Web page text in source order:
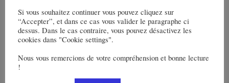
consommation énergétique, favorisant l’utilisation de
matériaux de construction vertueux et avec l’implantation
de plus de 28 000m² de panneaux photovoltaïques en
toiture. Le projet prévoit de revégétaliser la zone avec 30
000m² d’espaces verts et la plantation d’une centaine
Si vous souhaitez continuer vous pouvez cliquez sur
“Accepter”, et dans ce cas vous valider le paragraphe ci
dessus. Dans le cas contraire, vous pouvez désactivez les
cookies dans "Cookie settings".
Nous vous remercions de votre compréhension et bonne lecture
!